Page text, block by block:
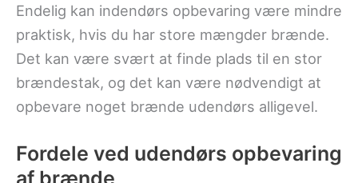
Endelig kan indendørs opbevaring være mindre
praktisk, hvis du har store mængder brænde.
Det kan være svært at finde plads til en stor
brændestak, og det kan være nødvendigt at
opbevare noget brænde udendørs alligevel.
Fordele ved udendørs opbevaring